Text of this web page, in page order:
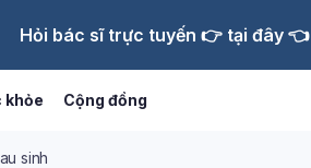
Hỏi bác sĩ trực tuyến 👉 tại đây 👈
khỏe Cộng đồng
sinh